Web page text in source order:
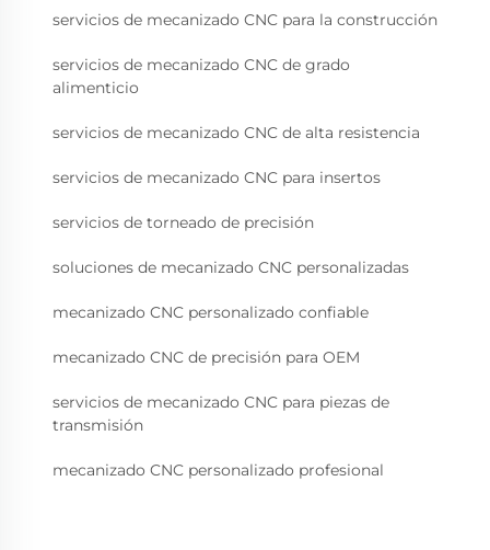
servicios de mecanizado CNC para la construcción
servicios de mecanizado CNC de grado
alimenticio
servicios de mecanizado CNC de alta resistencia
servicios de mecanizado CNC para insertos
servicios de torneado de precisión
soluciones de mecanizado CNC personalizadas
mecanizado CNC personalizado confiable
mecanizado CNC de precisión para OEM
servicios de mecanizado CNC para piezas de
transmisión
mecanizado CNC personalizado profesional